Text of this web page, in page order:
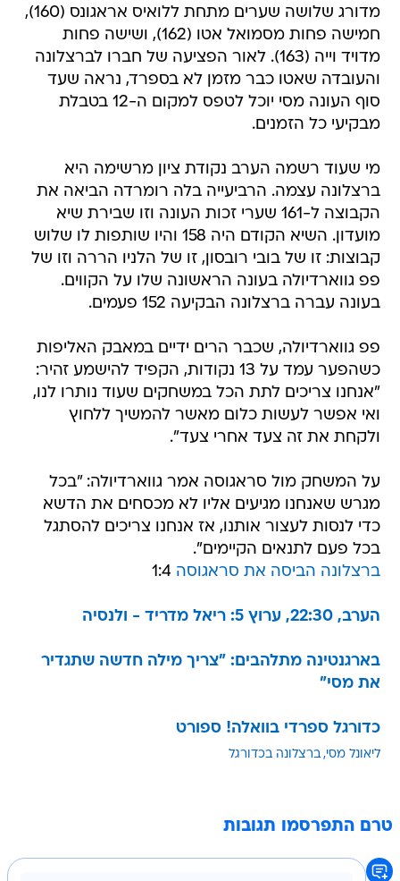
מדורג שלושה שערים מתחת ללואיס אראגונס (160),
חמישה פחות מסמואל אטו (162), ושישה פחות
מדויד וייה (163). לאור הפציעה של חברו לברצלונה
והעובדה שאטו כבר מזמן לא בספרד, נראה שעד
סוף העונה מסי יוכל לטפס למקום ה-12 בטבלת
מבקיעי כל הזמנים.
מי שעוד רשמה הערב נקודת ציון מרשימה היא
ברצלונה עצמה. הרביעייה בלה רומרדה הביאה את
הקבוצה ל-161 שערי זכות העונה וזו שבירת שיא
מועדון. השיא הקודם היה 158 והיו שותפות לו שלוש
קבוצות: זו של בובי רובסון, זו של הלניו הררה וזו של
פפ גווארדיולה בעונה הראשונה שלו על הקווים.
בעונה עברה ברצלונה הבקיעה 152 פעמים.
פפ גווארדיולה, שכבר הרים ידיים במאבק האליפות
כשהפער עמד על 13 נקודות, הקפיד להישמע זהיר:
"אנחנו צריכים לתת הכל במשחקים שעוד נותרו לנו,
ואי אפשר לעשות כלום מאשר להמשיך ללחוץ
ולקחת את זה צעד אחרי צעד".
על המשחק מול סראגוסה אמר גווארדיולה: "בכל
מגרש שאנחנו מגיעים אליו לא מכסחים את הדשא
כדי לנסות לעצור אותנו, אז אנחנו צריכים להסתגל
בכל פעם לתנאים הקיימים".
ברצלונה הביסה את סראגוסה
הערב, 22:30, ערוץ 5: ריאל מדריד - ולנסיה
בארגנטינה מתלהבים: "צריך מילה חדשה שתגדיר
את מסי"
כדורגל ספרדי בוואלה! ספורט
ליאונל מסי ברצלונה בכדורגל
טרם התפרסמו תגובות